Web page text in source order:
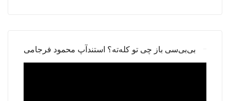
بی‌بی‌سی باز چی تو کله‌ته؟ استندآپ محمود فرجامی